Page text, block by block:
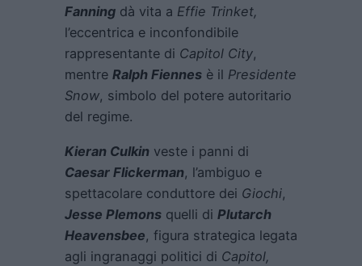
Fanning dà vita a Effie Trinket,
l’eccentrica e inconfondibile
rappresentante di Capitol City,
mentre Ralph Fiennes è il Presidente
Snow, simbolo del potere autoritario
del regime.
Kieran Culkin veste i panni di
Caesar Flickerman, l’ambiguo e
spettacolare conduttore dei Giochi,
Jesse Plemons quelli di Plutarch
Heavensbee, figura strategica legata
agli ingranaggi politici di Capitol,